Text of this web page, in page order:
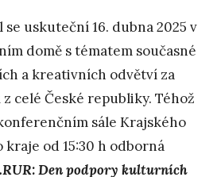
uskuteční 16. dubna 2025 v
domě s tématem současné
a kreativních odvětví za
celé České republiky. Téhož
sále Krajského
od 15:30 h odborná
Den podpory kulturních